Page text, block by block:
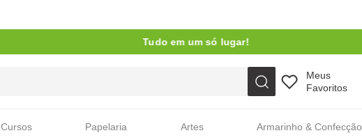
Tudo em um só lugar!
Meus
Favoritos
Cursos Papelaria Artes Armarinho & Confecção